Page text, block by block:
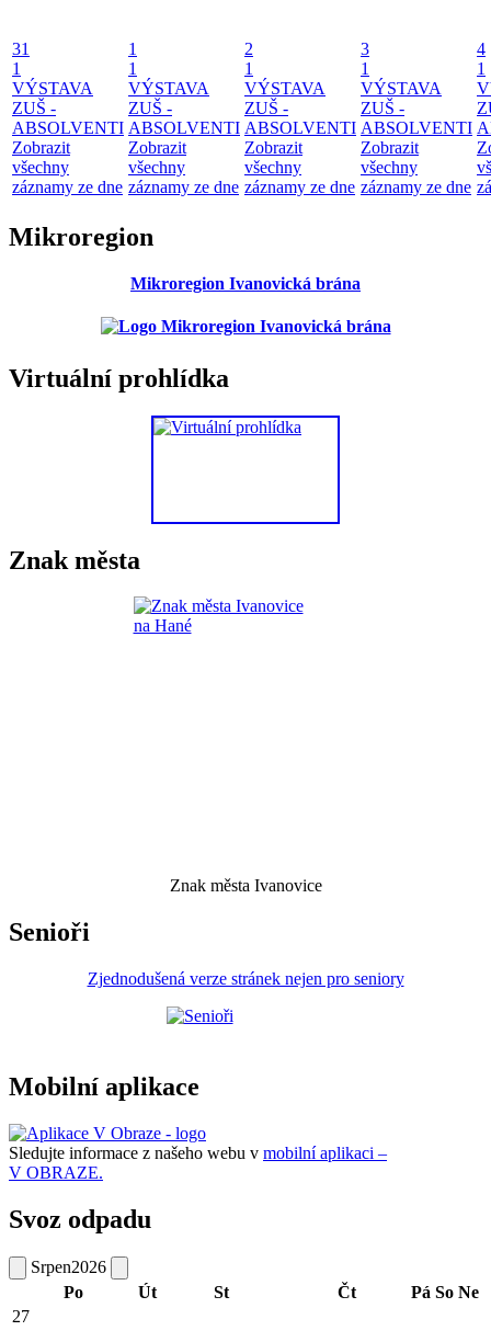
31
1
VÝSTAVA
ZUŠ -
ABSOLVENTI
Zobrazit
všechny
záznamy ze dne
1
1
VÝSTAVA
ZUŠ -
ABSOLVENTI
Zobrazit
všechny
záznamy ze dne
2
1
VÝSTAVA
ZUŠ -
ABSOLVENTI
Zobrazit
všechny
záznamy ze dne
3
1
VÝSTAVA
ZUŠ -
ABSOLVENTI
Zobrazit
všechny
záznamy ze dne
4
1
Mikroregion
Mikroregion Ivanovická brána
Virtuální prohlídka
Znak města
Znak města Ivanovice
Senioři
Zjednodušená verze stránek nejen pro seniory
Mobilní aplikace
Sledujte informace z našeho webu v mobilní aplikaci –
V OBRAZE.
Svoz odpadu
Srpen2026
Po
Út St Čt Pá So Ne
27